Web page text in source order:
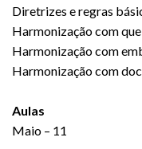
Diretrizes e regras
Harmonização com
Harmonização com
Harmonização com
Aulas
Maio – 11